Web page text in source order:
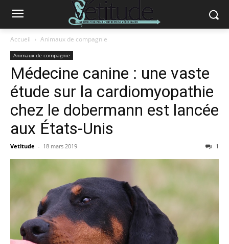
Accueil Animaux de compagnie
Animaux de compagnie
Médecine canine : une vaste
étude sur la cardiomyopathie
chez le dobermann est lancée
aux États-Unis
Vetitude - 18 mars 2019 1